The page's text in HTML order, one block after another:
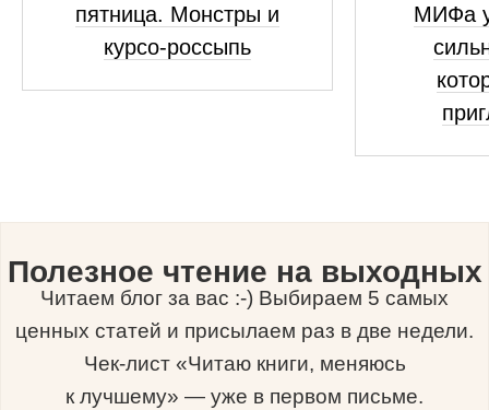
пятница. Монстры и
курсо-россыпь
МИФа
Полезное чтение на выходных
Читаем блог за вас :-) Выбираем 5 самых
ценных статей и присылаем раз в две недели.
Чек-лист «Читаю книги, меняюсь
к лучшему» — уже в первом письме.